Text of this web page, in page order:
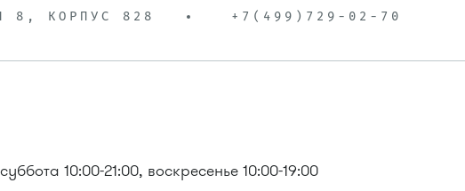
8, КОРПУС 828 +7(499)729-02-70
10:00-21:00, воскресенье 10:00-19:00